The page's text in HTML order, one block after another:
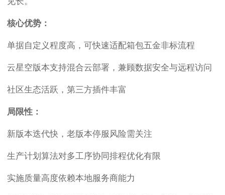
核心优势：
单据自定义程度高，可快速适配箱包五金非标流程
云星空版本支持混合云部署，兼顾数据安全与远程访问
社区生态活跃，第三方插件丰富
局限性：
新版本迭代快，老版本停服风险需关注
生产计划算法对多工序协同排程优化有限
实施质量高度依赖本地服务商能力